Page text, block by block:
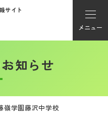
サイト
メニュー
登録
知らせ
嶺学園藤沢中学校